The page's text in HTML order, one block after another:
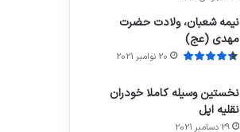
نیمه شعبان، ولادت حضرت
مهدی (عج)
20 نوامبر 2021
نخستین وسیله کاملا خودران
نقلیه اپل
29 دسامبر 2021